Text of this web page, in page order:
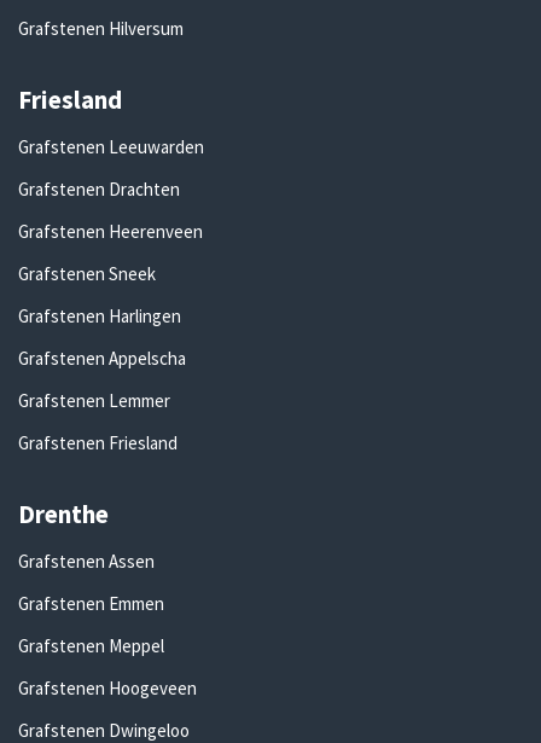
Grafstenen Hilversum
Friesland
Grafstenen Leeuwarden
Grafstenen Drachten
Grafstenen Heerenveen
Grafstenen Sneek
Grafstenen Harlingen
Grafstenen Appelscha
Grafstenen Lemmer
Grafstenen Friesland
Drenthe
Grafstenen Assen
Grafstenen Emmen
Grafstenen Meppel
Grafstenen Hoogeveen
Grafstenen Dwingeloo